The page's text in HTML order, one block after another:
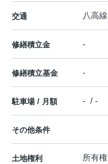
交通 八高線
修繕積立金 -
修繕積立基金 -
駐車場 / 月額 - / -
その他条件
土地権利 所有権